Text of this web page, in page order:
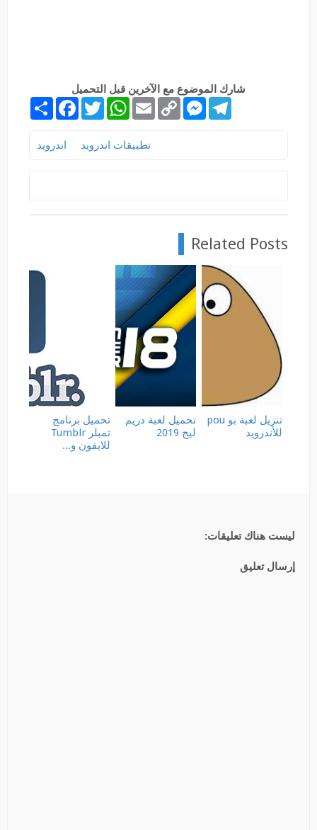
شارك الموضوع مع الآخرين قبل التحميل
S
h
e
F
a
T
w
t
W
h
s
E
m
C
M
e
T
e
اندرويد تطبيقات اندرويد
Related Posts
تحميل برنامج
تمبلر Tumblr
للايفون و...
تحميل لعبة دريم
ليج 2019
تنزيل لعبة بو pou
للأندرويد
ليست هناك تعليقات:
إرسال تعليق